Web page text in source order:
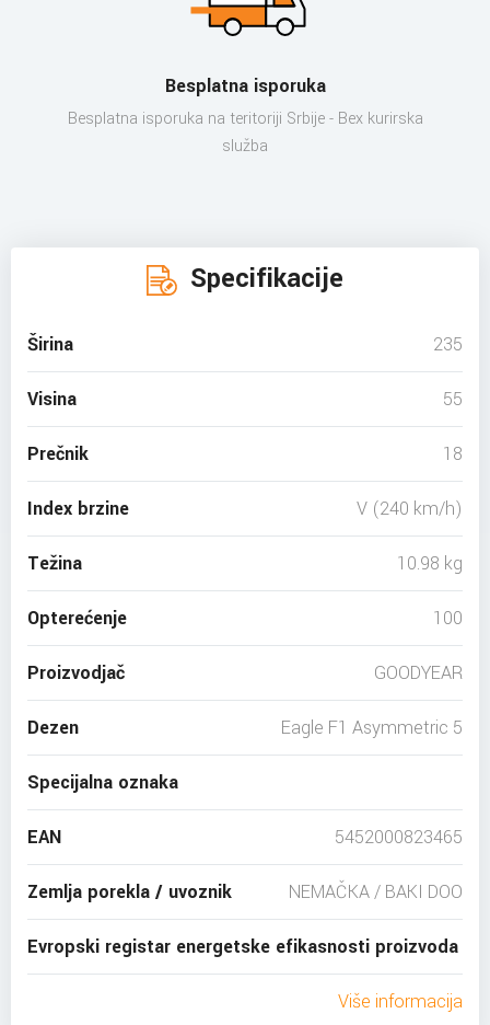
Besplatna isporuka
Besplatna isporuka na teritoriji Srbije - Bex kurirska
služba
Specifikacije
Širina 235
Visina 55
Prečnik 18
Index brzine V (240 km/h)
Težina 10.98 kg
Opterećenje 100
Proizvodjač GOODYEAR
Dezen Eagle F1 Asymmetric 5
Specijalna oznaka
EAN 5452000823465
Zemlja porekla / uvoznik NEMAČKA / BAKI DOO
Evropski registar energetske efikasnosti proizvoda
Više informacija